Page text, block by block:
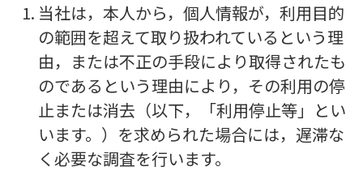
当社は，本人から，個人情報が，利用目的
の範囲を超えて取り扱われているという理
由，または不正の手段により取得されたも
のであるという理由により，その利用の停
止または消去（以下，「利用停止等」とい
います。）を求められた場合には，遅滞な
く必要な調査を行います。